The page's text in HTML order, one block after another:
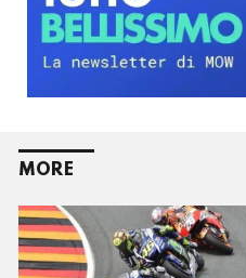
MORE